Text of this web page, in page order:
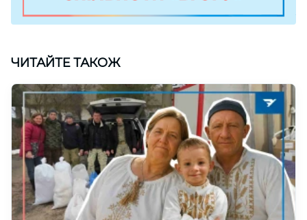
ЧИТАЙТЕ ТАКОЖ